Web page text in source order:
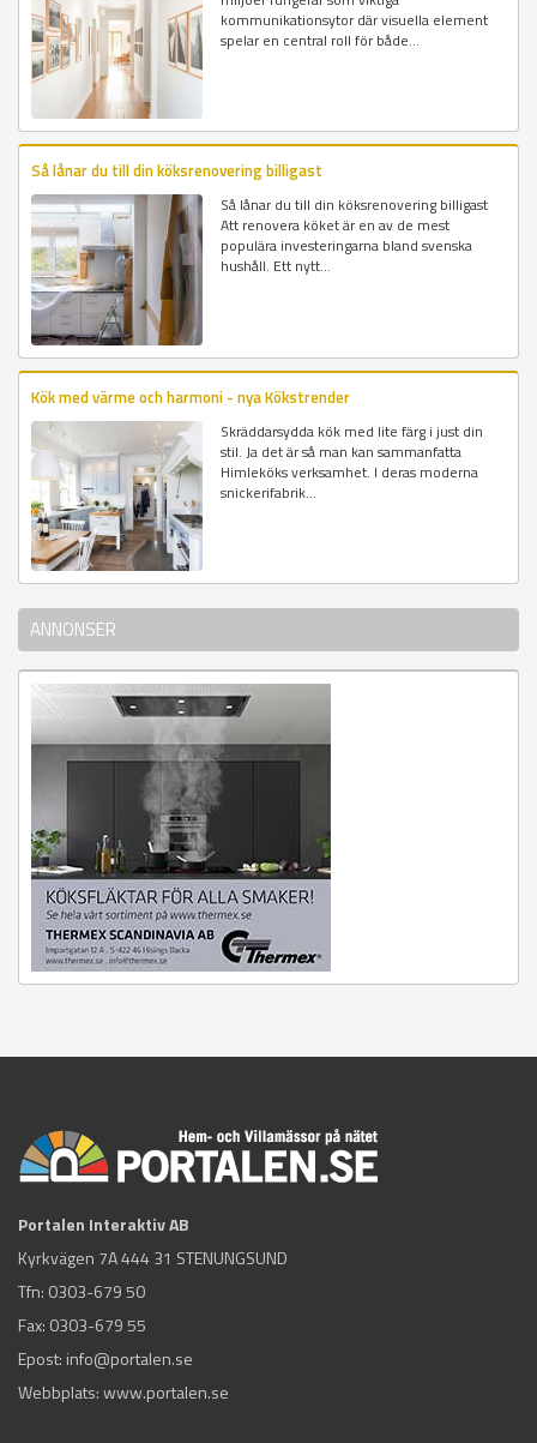
kommunikationsytor där visuella element
spelar en central roll för både...
Så lånar du till din köksrenovering billigast
Så lånar du till din köksrenovering billigast
Att renovera köket är en av de mest
populära investeringarna bland svenska
hushåll. Ett nytt...
Kök med värme och harmoni - nya Kökstrender
Skräddarsydda kök med lite färg i just din
stil. Ja det är så man kan sammanfatta
Himleköks verksamhet. I deras moderna
snickerifabrik...
ANNONSER
Portalen Interaktiv AB
Kyrkvägen 7A 444 31 STENUNGSUND
Tfn: 0303-679 50
Fax: 0303-679 55
Epost: info@portalen.se
Webbplats: www.portalen.se